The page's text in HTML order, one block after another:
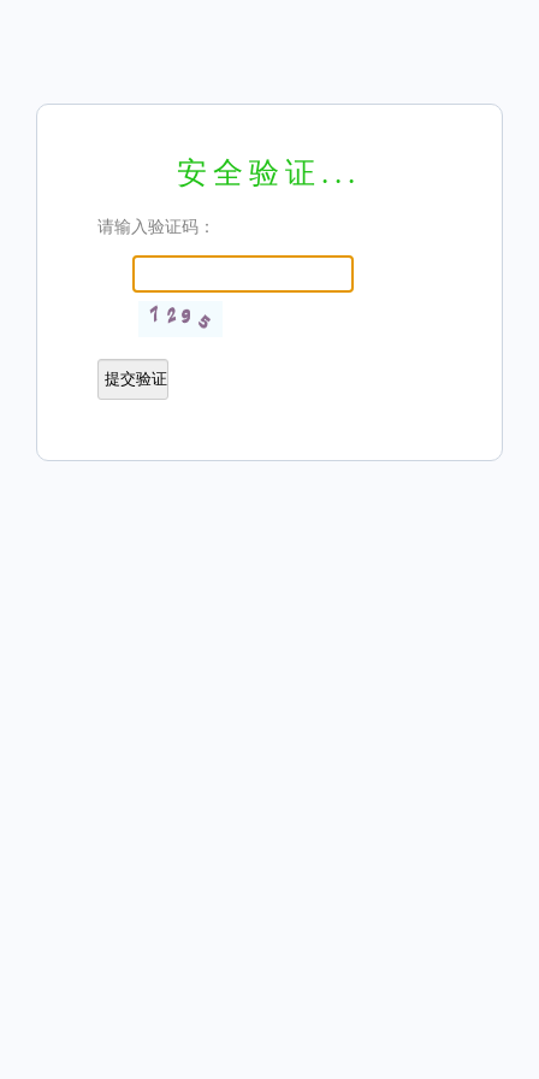
安全验证...
请输入验证码：